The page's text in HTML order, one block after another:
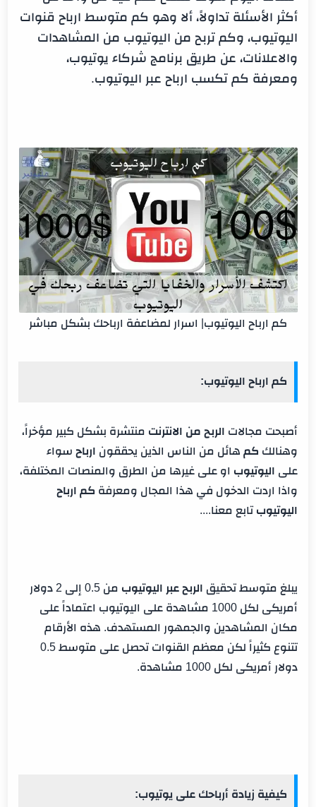
الربح من يوتيوب بدون ادسنس:
كم يدفع اليوتيوب مقابل 1000 مشاهدة:
شروط تحقيق الربح من اليوتيوب:
كيفية استلام المال من اليوتيوب:
أكثر الأسئلة تداولاً، ألا وهو كم متوسط ارباح قنوات
اليوتيوب، وكم تربح من اليوتيوب من المشاهدات
والاعلانات، عن طريق برنامج شركاء يوتيوب،
ومعرفة كم تكسب ارباح عبر اليوتيوب.
كم ارباح اليوتيوب| اسرار لمضاعفة ارباحك بشكل مباشر
كم ارباح اليوتيوب:
أصبحت مجالات الربح من الانترنت منتشرة بشكل كبير مؤخراً،
وهنالك كم هائل من الناس الذين يحققون ارباح سواء
على اليوتيوب او على غيرها من الطرق والمنصات المختلفة،
واذا اردت الدخول في هذا المجال ومعرفة كم ارباح
اليوتيوب تابع معنا....
يبلغ متوسط تحقيق الربح عبر اليوتيوب
من 0.5 إلى 2 دولار
أمريكى لكل 1000 مشاهدة على اليوتيوب اعتماداً على
مكان المشاهدين والجمهور المستهدف. هذه الأرقام
تتنوع كثيراً لكن معظم القنوات تحصل على متوسط 0.5
دولار أمريكى لكل 1000 مشاهدة.
كيفية زيادة أرباحك على يوتيوب: